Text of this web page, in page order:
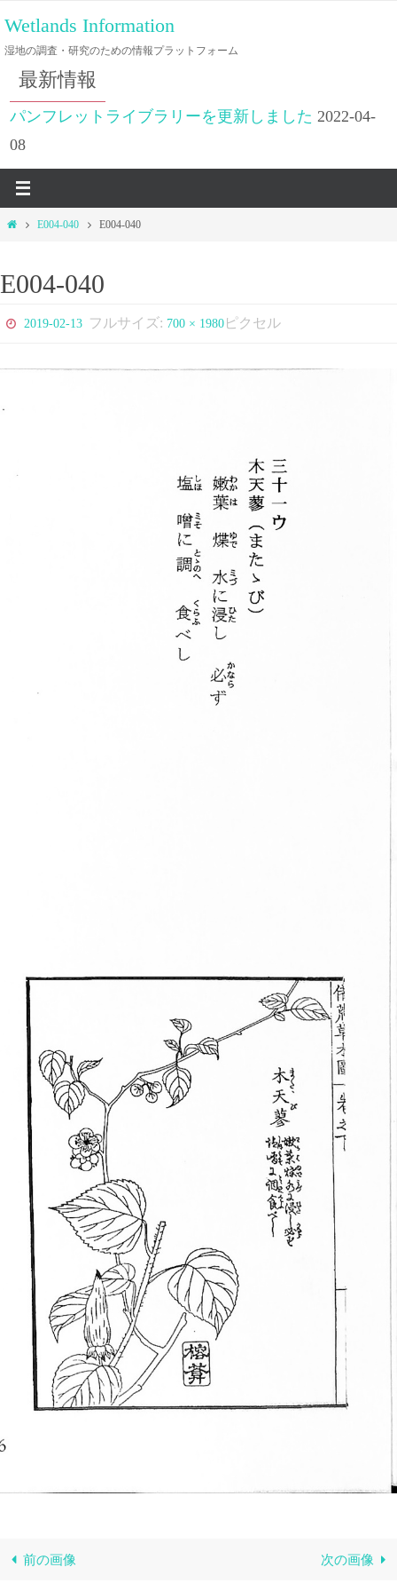
ン
テ
ツ
ス
プ
Wetlands Information
湿地の調査・研究のための情報プラットフォーム
最新情報
パンフレットライブラリーを更新しました 2022-04-
08
ホ
E004-040 E004-040
E004-040
2019-02-13 フルサイズ: 700 × 1980 ピクセル
前の画像 次の画像